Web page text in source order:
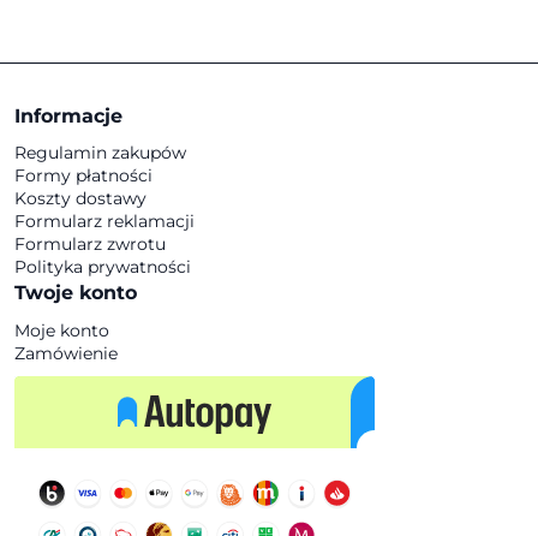
Informacje
Regulamin zakupów
Formy płatności
Koszty dostawy
Formularz reklamacji
Formularz zwrotu
Polityka prywatności
Twoje konto
Moje konto
Zamówienie